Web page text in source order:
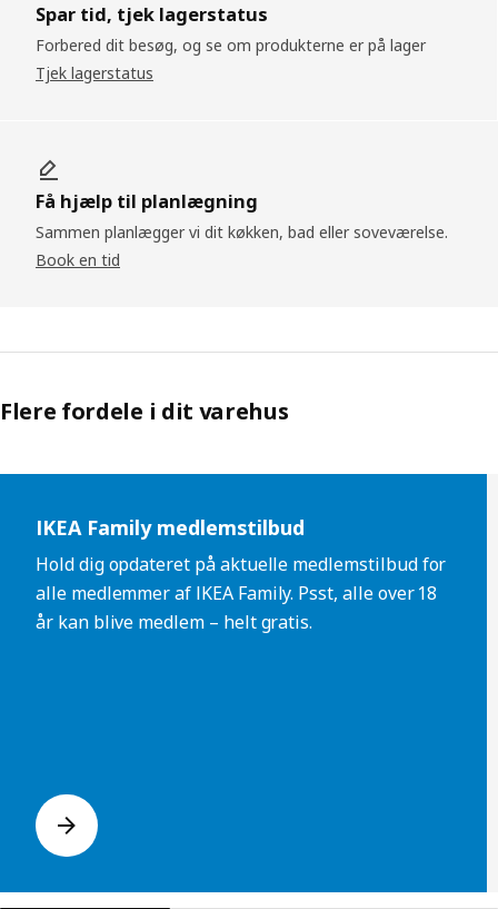
Spar tid, tjek lagerstatus
Forbered dit besøg, og se om produkterne er på lager
Tjek lagerstatus
Få hjælp til planlægning
Sammen planlægger vi dit køkken, bad eller soveværelse.
Book en tid
Flere fordele i dit varehus
IKEA Family medlemstilbud
Hold dig opdateret på aktuelle medlemstilbud for
alle medlemmer af IKEA Family. Psst, alle over 18
år kan blive medlem – helt gratis.